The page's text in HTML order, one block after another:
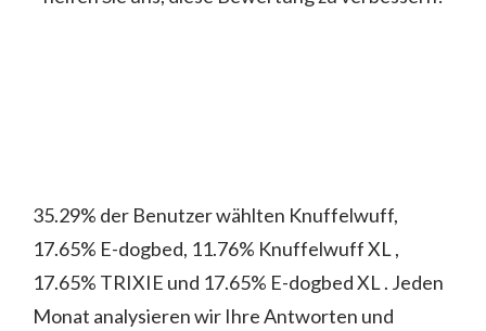
35.29% der Benutzer wählten Knuffelwuff,
17.65% E-dogbed, 11.76% Knuffelwuff XL ,
17.65% TRIXIE und 17.65% E-dogbed XL . Jeden
Monat analysieren wir Ihre Antworten und